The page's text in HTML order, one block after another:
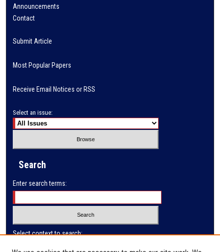
Announcements
Contact
Submit Article
Most Popular Papers
Receive Email Notices or RSS
Select an issue:
Search
Enter search terms:
Select context to search: